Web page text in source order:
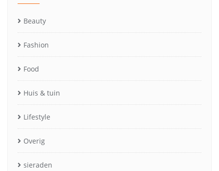
Beauty
Fashion
Food
Huis & tuin
Lifestyle
Overig
sieraden